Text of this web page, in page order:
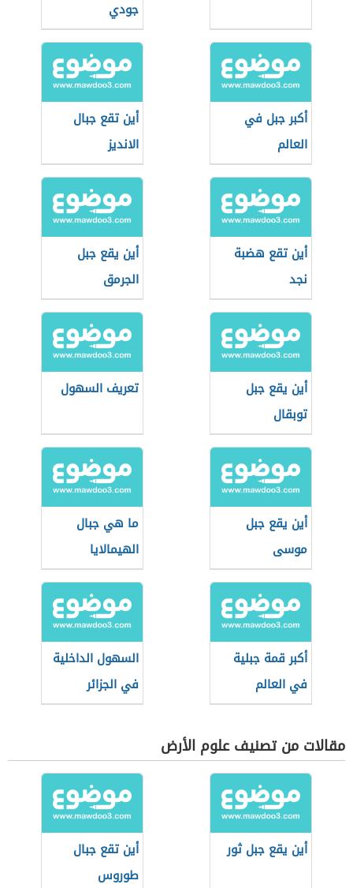
جودي
أكبر جبل في
العالم
أين تقع جبال
الانديز
أين تقع هضبة
نجد
أين يقع جبل
الجرمق
أين يقع جبل
توبقال
تعريف السهول
أين يقع جبل
موسى
ما هي جبال
الهيمالايا
أكبر قمة جبلية
في العالم
السهول الداخلية
في الجزائر
مقالات من تصنيف علوم الأرض
أين يقع جبل ثور
أين تقع جبال
طوروس